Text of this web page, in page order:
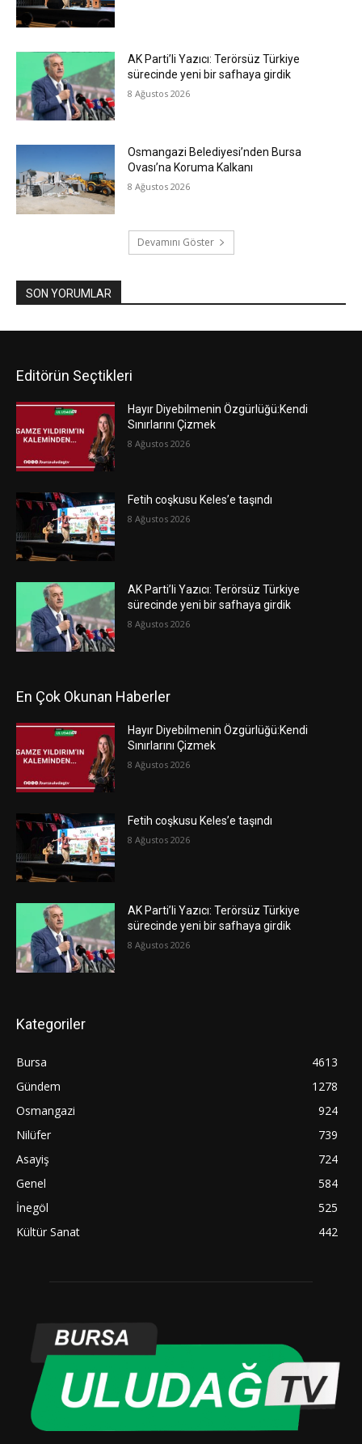
AK Parti’li Yazıcı: Terörsüz Türkiye
sürecinde yeni bir safhaya girdik
8 Ağustos 2026
Osmangazi Belediyesi’nden Bursa
Ovası’na Koruma Kalkanı
8 Ağustos 2026
Devamını Göster
SON YORUMLAR
Editörün Seçtikleri
Hayır Diyebilmenin Özgürlüğü:Kendi
Sınırlarını Çizmek
8 Ağustos 2026
Fetih coşkusu Keles’e taşındı
8 Ağustos 2026
AK Parti’li Yazıcı: Terörsüz Türkiye
sürecinde yeni bir safhaya girdik
8 Ağustos 2026
En Çok Okunan Haberler
Hayır Diyebilmenin Özgürlüğü:Kendi
Sınırlarını Çizmek
8 Ağustos 2026
Fetih coşkusu Keles’e taşındı
8 Ağustos 2026
AK Parti’li Yazıcı: Terörsüz Türkiye
sürecinde yeni bir safhaya girdik
8 Ağustos 2026
Kategoriler
Bursa
4613
Gündem
1278
Osmangazi
924
Nilüfer
739
Asayiş
724
Genel
584
İnegöl
525
Kültür Sanat
442